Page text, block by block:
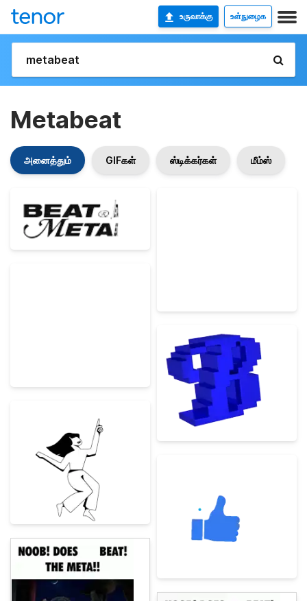
உருவாக்கு உள்நுழைக
Metabeat
அனைத்தும் GIFகள் ஸ்டிக்கர்கள் மீம்ஸ்